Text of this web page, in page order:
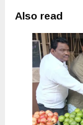
Also read